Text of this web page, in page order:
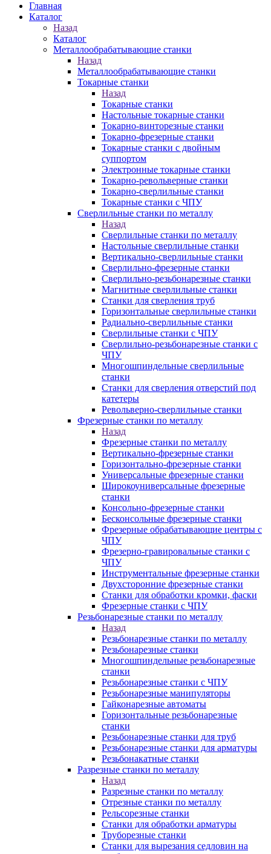
Главная
Каталог
Назад
Каталог
Металлообрабатывающие станки
Назад
Металлообрабатывающие станки
Токарные станки
Назад
Токарные станки
Настольные токарные станки
Токарно-винторезные станки
Токарно-фрезерные станки
Токарные станки с двойным
суппортом
Электронные токарные станки
Токарно-револьверные станки
Токарно-сверлильные станки
Токарные станки с ЧПУ
Сверлильные станки по металлу
Назад
Сверлильные станки по металлу
Настольные сверлильные станки
Вертикально-сверлильные станки
Сверлильно-фрезерные станки
Сверлильно-резьбонарезные станки
Магнитные сверлильные станки
Станки для сверления труб
Горизонтальные сверлильные станки
Радиально-сверлильные станки
Сверлильные станки с ЧПУ
Сверлильно-резьбонарезные станки с
ЧПУ
Многошпиндельные сверлильные
станки
Станки для сверления отверстий под
катетеры
Револьверно-сверлильные станки
Фрезерные станки по металлу
Назад
Фрезерные станки по металлу
Вертикально-фрезерные станки
Горизонтально-фрезерные станки
Универсальные фрезерные станки
Широкоуниверсальные фрезерные
станки
Консольно-фрезерные станки
Бесконсольные фрезерные станки
Фрезерные обрабатывающие центры с
ЧПУ
Фрезерно-гравировальные станки с
ЧПУ
Инструментальные фрезерные станки
Двухсторонние фрезерные станки
Станки для обработки кромки, фаски
Фрезерные станки с ЧПУ
Резьбонарезные станки по металлу
Назад
Резьбонарезные станки по металлу
Резьбонарезные станки
Многошпиндельные резьбонарезные
станки
Резьбонарезные станки с ЧПУ
Резьбонарезные манипуляторы
Гайконарезные автоматы
Горизонтальные резьбонарезные
станки
Резьбонарезные станки для труб
Резьбонарезные станки для арматуры
Резьбонакатные станки
Разрезные станки по металлу
Назад
Разрезные станки по металлу
Отрезные станки по металлу
Рельсорезные станки
Станки для обработки арматуры
Труборезные станки
Станки для вырезания седловин на